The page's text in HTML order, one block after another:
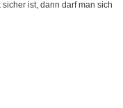
ist, dann darf man sich